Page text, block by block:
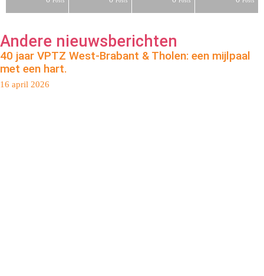
Andere nieuwsberichten
40 jaar VPTZ West-Brabant & Tholen: een mijlpaal
met een hart.
16 april 2026